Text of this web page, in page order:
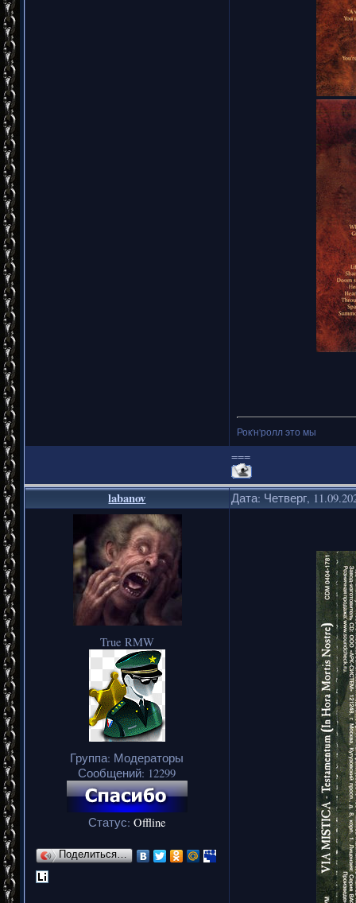
Рок'н'ролл это мы
===
labanov Дата: Четверг,
True RMW
Группа: Модераторы
Сообщений: 12299
Статус: Offline
Поделиться…